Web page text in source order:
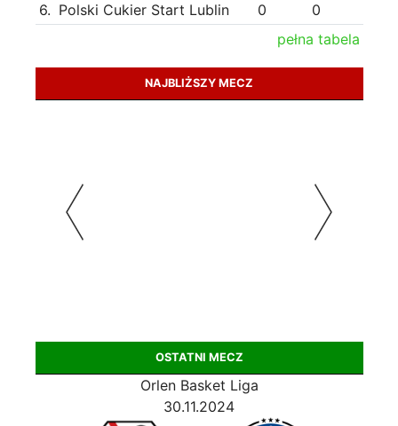
6. Polski Cukier Start Lublin 0
0
pełna tabela
NAJBLIŻSZY MECZ
OSTATNI MECZ
Orlen Basket Liga
30.11.2024